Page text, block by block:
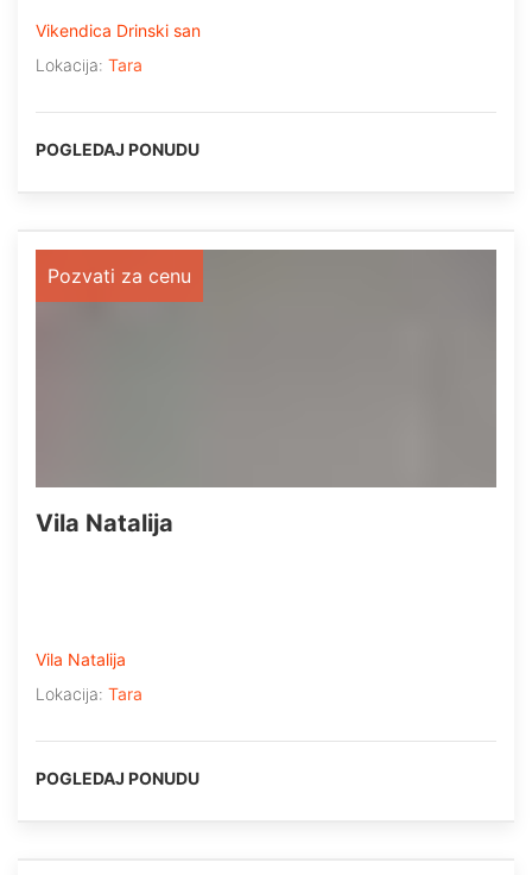
Vikendica Drinski san
Lokacija: Tara
POGLEDAJ PONUDU
Pozvati za cenu
Vila Natalija
Vila Natalija
Lokacija: Tara
POGLEDAJ PONUDU